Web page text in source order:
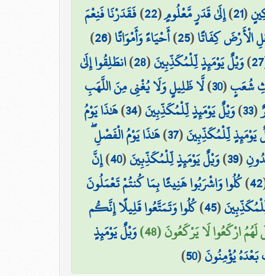
(
21
)إِلَىٰ قَدَرٍ مَّعْلُومٍ(
22
)فَقَدَرْنَا فَنِعْمَ
الْأَرْضَ كِفَاتًا(
25
)أَحْيَاءً وَأَمْوَاتًا(
26
)
27
)وَيْلٌ يَوْمَئِذٍ لِّلْمُكَذِّبِينَ(
28
)انطَلِقُوا إِلَىٰ
شُعَبٍ(
30
)لَّا ظَلِيلٍ وَلَا يُغْنِي مِنَ اللَّهَبِ
(
33
)وَيْلٌ يَوْمَئِذٍ لِّلْمُكَذِّبِينَ(
34
)هَٰذَا يَوْمُ
يَوْمَئِذٍ لِّلْمُكَذِّبِينَ(
37
)هَٰذَا يَوْمُ الْفَصْلِ ۖ
(
39
)وَيْلٌ يَوْمَئِذٍ لِّلْمُكَذِّبِينَ(
40
)إِنَّ
42
)كُلُوا وَاشْرَبُوا هَنِيئًا بِمَا كُنتُمْ تَعْمَلُونَ
(
45
)كُلُوا وَتَمَتَّعُوا قَلِيلًا إِنَّكُم
لَهُمُ ارْكَعُوا لَا يَرْكَعُونَ (48)
وَيْلٌ يَوْمَئِذٍ
يُؤْمِنُونَ(
50
)